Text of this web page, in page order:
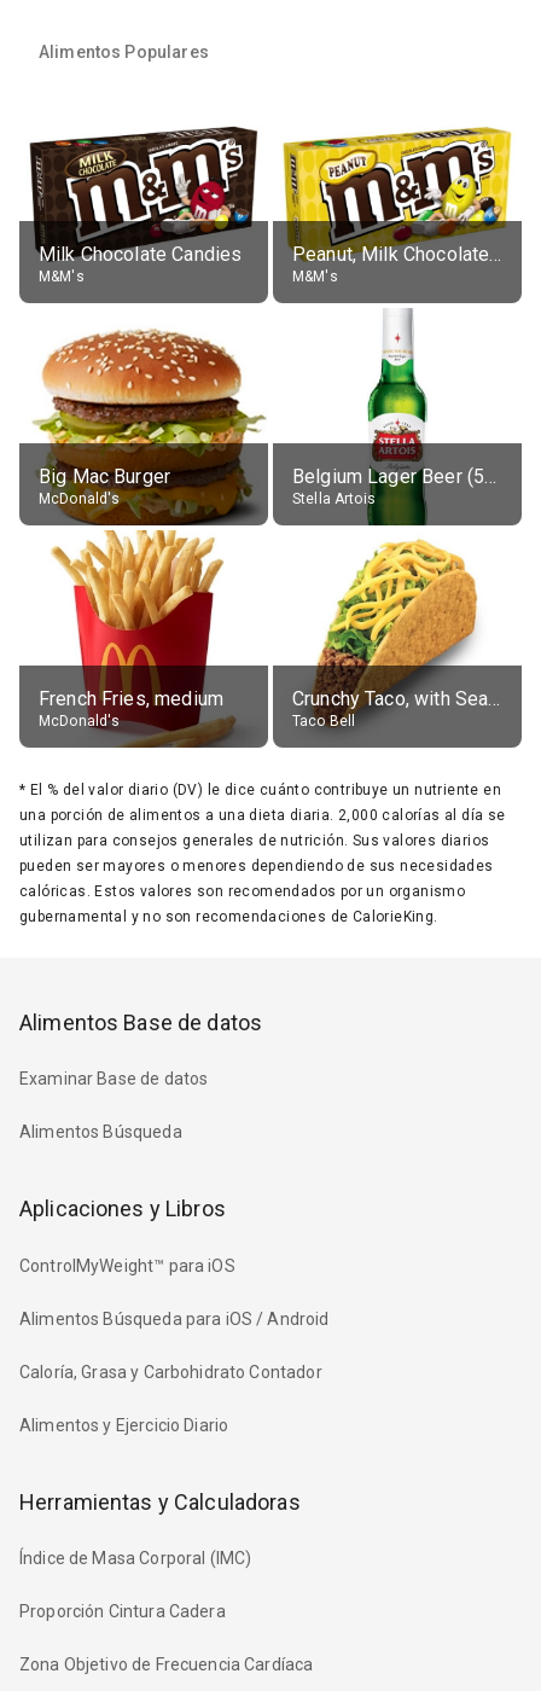
Alimentos Populares
Milk Chocolate Candies
M&M's
Peanut, Milk Chocolate Candies
M&M's
Big Mac Burger
McDonald's
Belgium Lager Beer (5% alc.)
Stella Artois
French Fries, medium
McDonald's
Crunchy Taco, with Seasoned Beef
Taco Bell
* El % del valor diario (DV) le dice cuánto contribuye un nutriente en
una porción de alimentos a una dieta diaria. 2,000 calorías al día se
utilizan para consejos generales de nutrición. Sus valores diarios
pueden ser mayores o menores dependiendo de sus necesidades
calóricas. Estos valores son recomendados por un organismo
gubernamental y no son recomendaciones de CalorieKing.
Alimentos Base de datos
Examinar Base de datos
Alimentos Búsqueda
Aplicaciones y Libros
ControlMyWeight™ para iOS
Alimentos Búsqueda para iOS / Android
Caloría, Grasa y Carbohidrato Contador
Alimentos y Ejercicio Diario
Herramientas y Calculadoras
Índice de Masa Corporal (IMC)
Proporción Cintura Cadera
Zona Objetivo de Frecuencia Cardíaca